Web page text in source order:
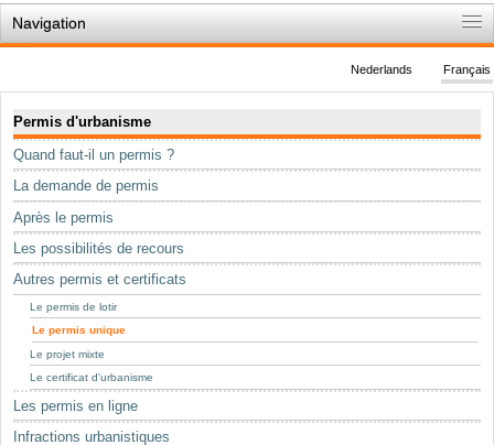
Navigation
Règles du jeu
Permis d'urbanisme
Cartographie
Etudes et publications
Mots-clés
Renseignements urbanistiques
Français
Nederlands
Permis d'urbanisme
Quand faut-il un permis ?
La demande de permis
Après le permis
Les possibilités de recours
Autres permis et certificats
Le permis de lotir
Le permis unique
Le projet mixte
Le certificat d'urbanisme
Les permis en ligne
Infractions urbanistiques